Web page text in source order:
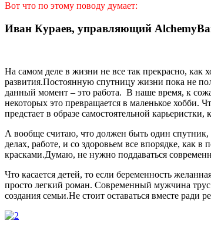
Вот что по этому поводу думает:
Иван Кураев, управляющий
На самом деле в жизни не все так прекрасно, как
развития.Постоянную спутницу жизни пока не
данный момент – это работа. В наше время, к
некоторых это превращается в маленькое хобби.
предстает в образе самостоятельной
А вообще считаю, что должен быть один спутник,
делах, работе, и со здоровьем все впорядке, как
красками.Думаю, не нужно поддаваться
Что касается детей, то если беременность
просто легкий роман. Современный мужчина трус
создания семьи.Не стоит оставаться вместе